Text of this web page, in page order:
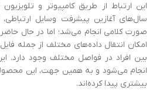
این ارتباط از طریق کامپیوتر و
سال‌های آغازین پیشرفت وسایل ارتباطی،
صورت کلامی انجام می‌شد؛ اما در حال
امکان انتقال داده‌های مختلف از جمله
بین افراد در فواصل مختلف وجود دارد.
انجام می‌شود و به همین جهت، این
بیشتری پیدا کرده‌اند.